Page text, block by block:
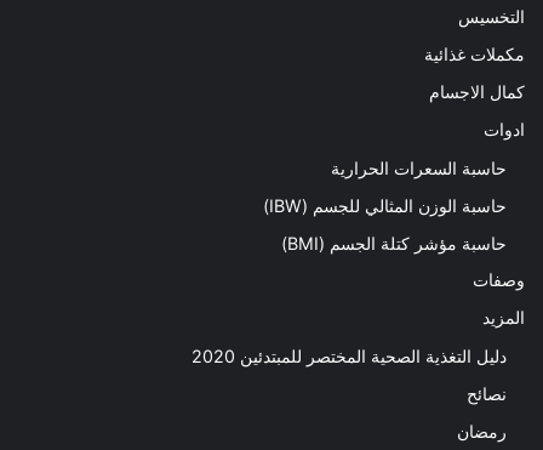
التخسيس
مكملات غذائية
كمال الاجسام
ادوات
حاسبة السعرات الحرارية
حاسبة الوزن المثالي للجسم (IBW)
حاسبة مؤشر كتلة الجسم (BMI)
وصفات
المزيد
دليل التغذية الصحية المختصر للمبتدئين 2020​
نصائح
رمضان